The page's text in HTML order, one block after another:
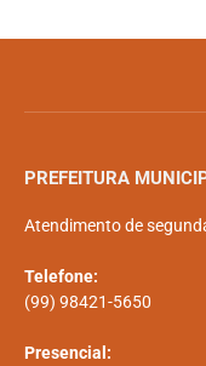
PREFEITURA
Atendimento de
Telefone:
(99) 98421-5650
Presencial: